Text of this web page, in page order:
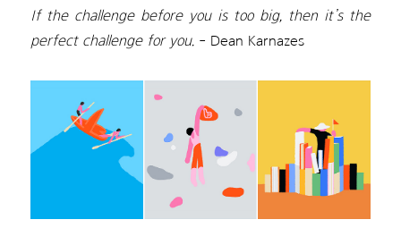
If the challenge before you is too big, then it’s the
perfect challenge for you. - Dean Karnazes